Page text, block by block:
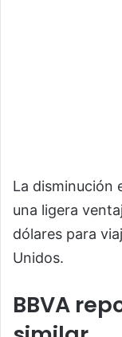
La disminución
una ligera
dólares para
Unidos.
BBVA